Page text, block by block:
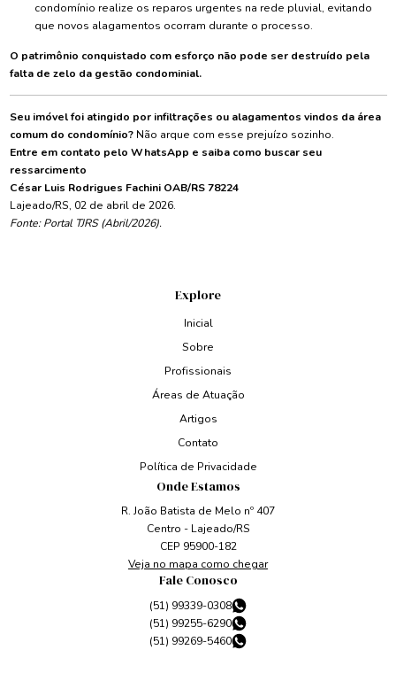
condomínio realize os reparos urgentes na rede pluvial, evitando
que novos alagamentos ocorram durante o processo.
O patrimônio conquistado com esforço não pode ser destruído pela
falta de zelo da gestão condominial.
Seu imóvel foi atingido por infiltrações ou alagamentos vindos da área
comum do condomínio?Não arque com esse prejuízo sozinho.
Entre em contato pelo WhatsApp e saiba como buscar seu
ressarcimento
César Luis Rodrigues Fachini OAB/RS 78224
Lajeado/RS, 02 de abril de 2026.
Fonte: Portal TJRS (Abril/2026).
Explore
Inicial
Sobre
Profissionais
Áreas de Atuação
Artigos
Contato
Política de Privacidade
Onde Estamos
R. João Batista de Melo nº 407
Centro - Lajeado/RS
CEP 95900-182
Veja no mapa como chegar
Fale Conosco
(51) 99339-0308
(51) 99255-6290
(51) 99269-5460